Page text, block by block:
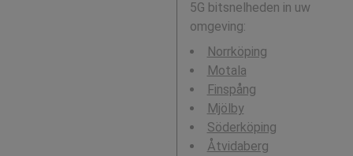
5G bitsnelheden in uw
omgeving:
Norrköping
Motala
Finspång
Mjölby
Söderköping
Åtvidaberg